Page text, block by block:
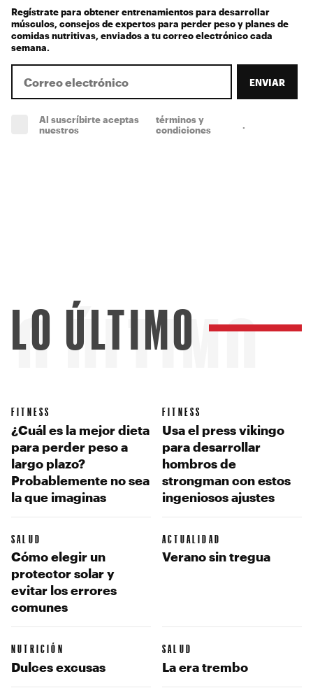
Regístrate para obtener entrenamientos para desarrollar
músculos, consejos de expertos para perder peso y planes de
comidas nutritivas, enviados a tu correo electrónico cada
semana.
ENVIAR
Al suscríbirte aceptas
nuestros
términos y
condiciones
ÚLTIMO
LO ÚLTIMO
FITNESS
¿Cuál es la mejor dieta
para perder peso a
largo plazo?
Probablemente no sea
la que imaginas
FITNESS
Usa el press vikingo
para desarrollar
hombros de
strongman con estos
ingeniosos ajustes
SALUD
Cómo elegir un
protector solar y
evitar los errores
comunes
ACTUALIDAD
Verano sin tregua
NUTRICIÓN
Dulces excusas
SALUD
La era trembo